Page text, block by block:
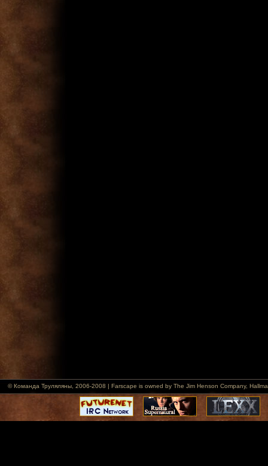
© Команда Труляляны, 2006-2008 | Farscape is owned by The Jim Henson Company,